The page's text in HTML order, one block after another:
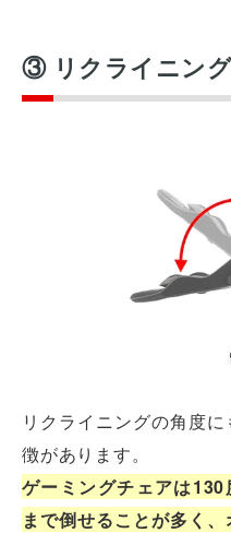
③ リクライニン
リクライニングの角度
徴があります。
ゲーミングチェアは
まで倒せることが多く